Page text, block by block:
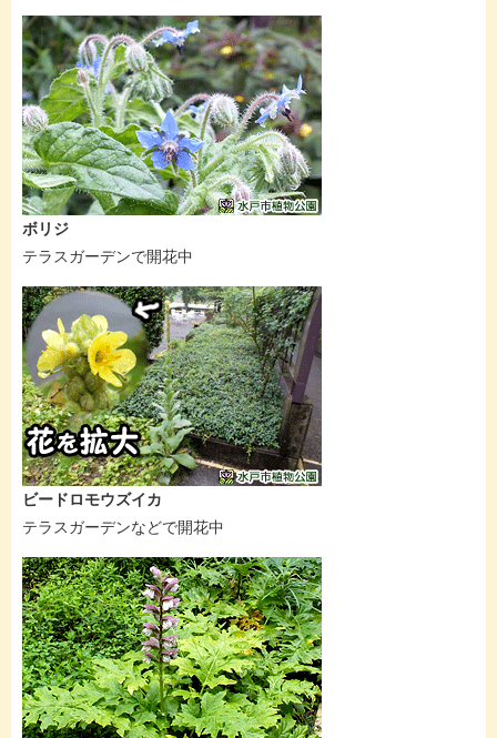
ボリジ
テラスガーデンで開花中
ビードロモウズイカ
テラスガーデンなどで開花中